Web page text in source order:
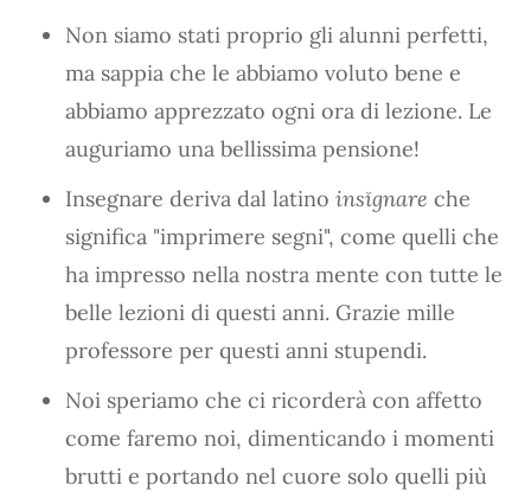
Non siamo stati proprio gli alunni perfetti,
ma sappia che le abbiamo voluto bene e
abbiamo apprezzato ogni ora di lezione. Le
auguriamo una bellissima pensione!
Insegnare deriva dal latino insĭgnare che
significa "imprimere segni", come quelli che
ha impresso nella nostra mente con tutte le
belle lezioni di questi anni. Grazie mille
professore per questi anni stupendi.
Noi speriamo che ci ricorderà con affetto
come faremo noi, dimenticando i momenti
brutti e portando nel cuore solo quelli più